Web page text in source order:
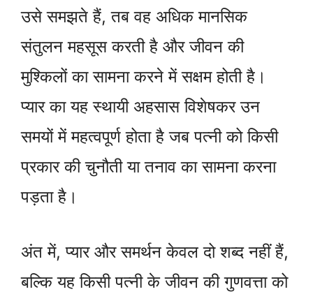
उसे समझते हैं, तब वह अधिक मानसिक
संतुलन महसूस करती है और जीवन की
मुश्किलों का सामना करने में सक्षम होती है।
प्यार का यह स्थायी अहसास विशेषकर उन
समयों में महत्वपूर्ण होता है जब पत्नी को किसी
प्रकार की चुनौती या तनाव का सामना करना
पड़ता है।
अंत में, प्यार और समर्थन केवल दो शब्द नहीं हैं,
बल्कि यह किसी पत्नी के जीवन की गुणवत्ता को